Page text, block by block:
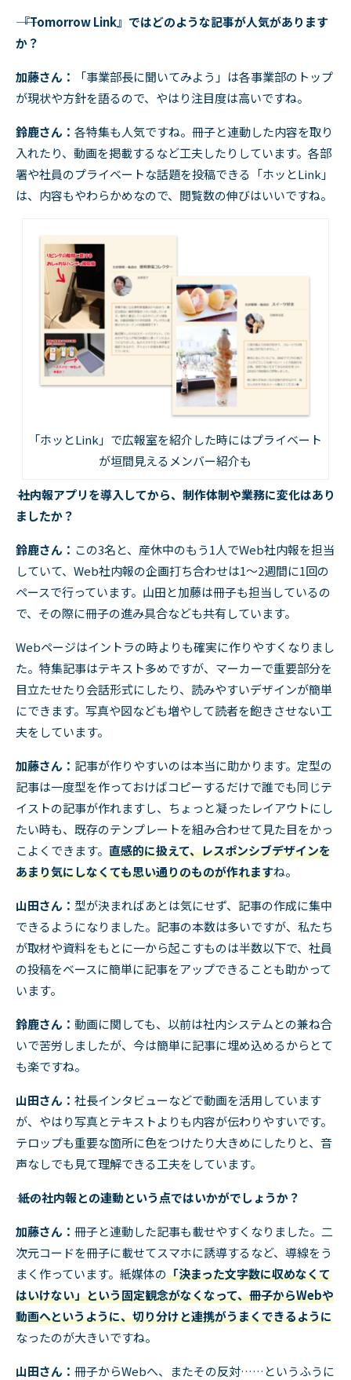
―― 『Tomorrow Link』ではどのような記事が人気があります
か？
加藤さん：
「事業部長に聞いてみよう」は各事業部のトップ
が現状や方針を語るので、やはり注目度は高いですね。
鈴鹿さん： 各特集も人気ですね。冊子と連動した内容を取り
入れたり、動画を掲載するなど工夫したりしています。各部
署や社員のプライベートな話題を投稿できる「ホッとLink」
は、内容もやわらかめなので、閲覧数の伸びはいいですね。
「ホッとLink」で広報室を紹介した時にはプライベート
が垣間見えるメンバー紹介も
―― 社内報アプリを導入してから、制作体制や業務に変化はあり
ましたか？
鈴鹿さん： この3名と、産休中のもう1人でWeb社内報を担当
していて、 Web社内報の企画打ち合わせは1～2週間に1回の
ペースで行っています。山田と加藤は冊子も担当しているの
で、その際に冊子の進み具合なども共有しています。
Webページはイントラの時よりも確実に作りやすくなりまし
た。特集記事はテキスト多めですが、マーカーで重要部分を
目立たせたり会話形式にしたり、読みやすいデザインが簡単
にできます。写真や図なども増やして読者を飽きさせない工
夫をしています。
加藤さん： 記事が作りやすいのは本当に助かります。定型の
記事は一度型を作っておけばコピーするだけで誰でも同じテ
イストの記事が作れますし、ちょっと凝ったレイアウトにし
たい時も、既存のテンプレートを組み合わせて見た目をかっ
こよくできます。 直感的に扱えて、レスポンシブデザインを
あまり気にしなくても思い通りのものが作れますね。
山田さん： 型が決まればあとは気にせず、記事の作成に集中
できるようになりました。記事の本数は多いですが、私たち
が取材や資料をもとに一から起こすものは半数以下で、社員
の投稿をベースに簡単に記事をアップできることも助かって
います。
鈴鹿さん： 動画に関しても、以前は社内システムとの兼ね合
いで苦労しましたが、今は簡単に記事に埋め込めるからとて
も楽ですね。
山田さん： 社長インタビューなどで動画を活用しています
が、やはり写真とテキストよりも内容が伝わりやすいです。
テロップも重要な箇所に色をつけたり大きめにしたりと、音
声なしでも見て理解できる工夫をしています。
―― 紙の社内報との連動という点ではいかがでしょうか？
加藤さん： 冊子と連動した記事も載せやすくなりました。二
次元コードを冊子に載せてスマホに誘導するなど、導線をう
まく作っています。紙媒体の「決まった文字数に収めなくて
はいけない」という固定観念がなくなって、冊子からWebや
動画へというように、切り分けと連携がうまくできるように
なったのが大きいですね。
山田さん： 冊子からWebへ、またその反対……というふうに